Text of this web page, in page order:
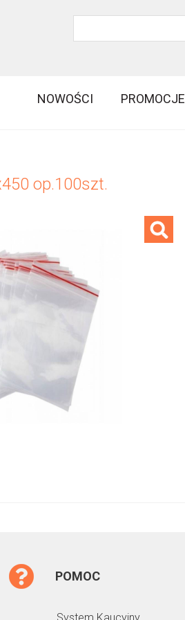
NOWOŚCI PROMOCJE
op.100szt.
POMOC